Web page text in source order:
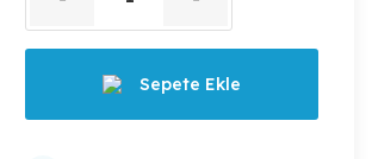
Sepete Ekle